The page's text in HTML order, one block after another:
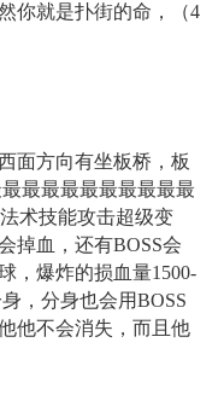
你就是扑街的命，（4
面方向有坐板桥，板
最最最最最最最最最
术技能攻击超级变
掉血，还有BOSS会
，爆炸的损血量1500-
，分身也会用BOSS
他不会消失，而且他